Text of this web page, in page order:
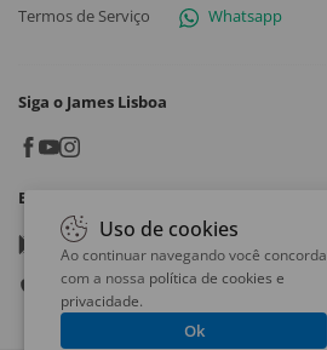
Termos de Serviço
Whatsapp
Siga o James Lisboa
Baixe o App
Google play
App store
Uso de cookies
Ao continuar navegando você concorda
com a nossa política de cookies e
privacidade.
Ok